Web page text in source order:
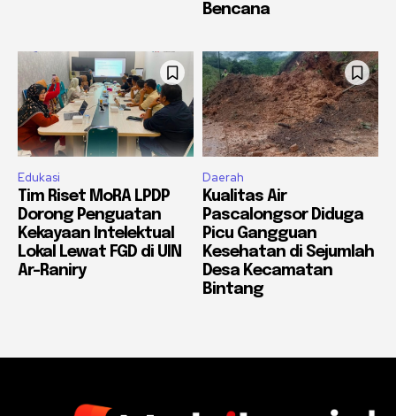
Bencana
Edukasi
Tim Riset MoRA LPDP
Dorong Penguatan
Kekayaan Intelektual
Lokal Lewat FGD di UIN
Ar-Raniry
Daerah
Kualitas Air
Pascalongsor Diduga
Picu Gangguan
Kesehatan di Sejumlah
Desa Kecamatan
Bintang